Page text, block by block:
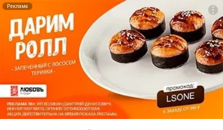
Реклама